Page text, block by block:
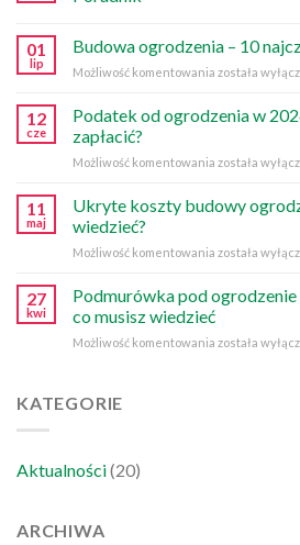
01
lip
Budowa ogrodzenia – 10
Możliwość komentowania Budowa
błędów
została
12
cze
Podatek od ogrodzenia w
zapłacić?
Możliwość komentowania Podatek
roku
kto
zapłacić?
została
11
maj
Ukryte koszty budowy
wiedzieć?
Możliwość komentowania Ukryte
budowy
ogrodzenia
o
została
27
kwi
Podmurówka pod
co musisz wiedzieć
Możliwość komentowania Podmurówka
została
KATEGORIE
Aktualności(20)
ARCHIWA